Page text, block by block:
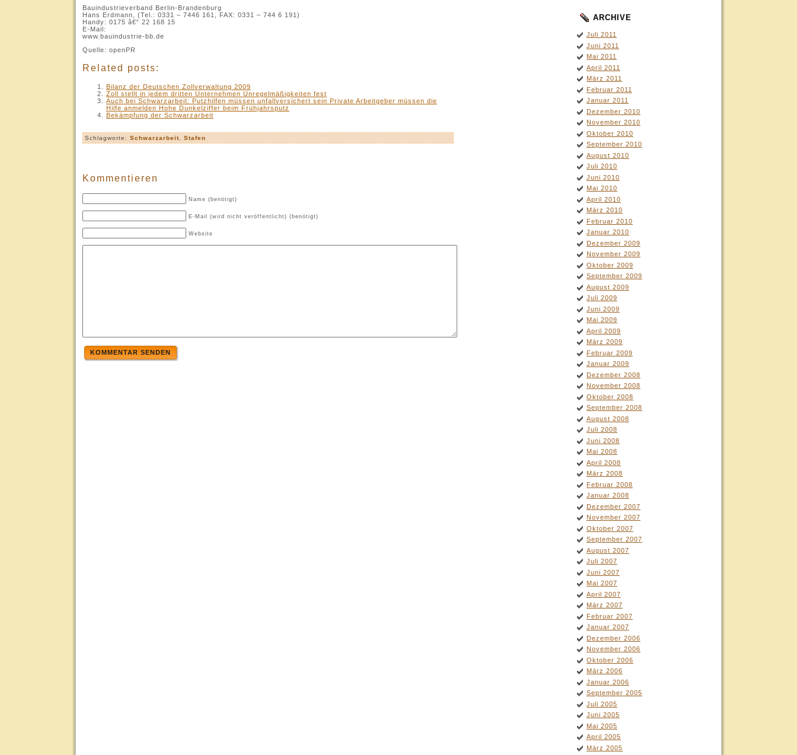
Bauindustrieverband Berlin-Brandenburg
Hans Erdmann, (Tel.: 0331 – 7446 161, FAX: 0331 – 744 6 191)
Handy: 0175 â€“ 22 168 15
E-Mail:
www.bauindustrie-bb.de
Quelle: openPR
Related posts:
Bilanz der Deutschen Zollverwaltung 2009
Zoll stellt in jedem dritten Unternehmen Unregelmäßigkeiten fest
Auch bei Schwarzarbeit: Putzhilfen müssen unfallversichert sein Private Arbeitgeber müssen die
Hilfe anmelden Hohe Dunkelziffer beim Frühjahrsputz
Bekämpfung der Schwarzarbeit
Schlagworte: Schwarzarbeit Stafen
Kommentieren
Name (benötigt)
E-Mail (wird nicht veröffentlicht) (benötigt)
Website
KOMMENTAR SENDEN
ARCHIVE
Juli 2011
Juni 2011
Mai 2011
April 2011
März 2011
Februar 2011
Januar 2011
Dezember 2010
November 2010
Oktober 2010
September 2010
August 2010
Juli 2010
Juni 2010
Mai 2010
April 2010
März 2010
Februar 2010
Januar 2010
Dezember 2009
November 2009
Oktober 2009
September 2009
August 2009
Juli 2009
Juni 2009
Mai 2009
April 2009
März 2009
Februar 2009
Januar 2009
Dezember 2008
November 2008
Oktober 2008
September 2008
August 2008
Juli 2008
Juni 2008
Mai 2008
April 2008
März 2008
Februar 2008
Januar 2008
Dezember 2007
November 2007
Oktober 2007
September 2007
August 2007
Juli 2007
Juni 2007
Mai 2007
April 2007
März 2007
Februar 2007
Januar 2007
Dezember 2006
November 2006
Oktober 2006
März 2006
Januar 2006
September 2005
Juli 2005
Juni 2005
Mai 2005
April 2005
März 2005